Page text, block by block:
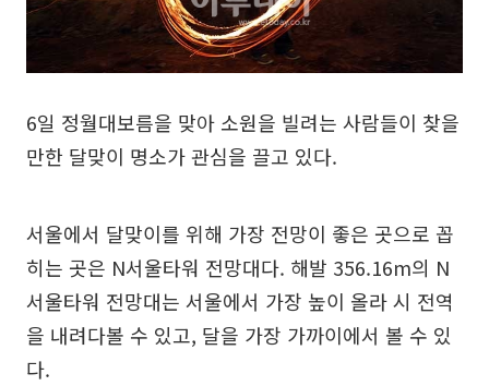
6일 정월대보름을 맞아 소원을 빌려는 사람들이 찾을
만한 달맞이 명소가 관심을 끌고 있다.
서울에서 달맞이를 위해 가장 전망이 좋은 곳으로 꼽
히는 곳은 N서울타워 전망대다. 해발 356.16m의 N
서울타워 전망대는 서울에서 가장 높이 올라 시 전역
을 내려다볼 수 있고, 달을 가장 가까이에서 볼 수 있
다.